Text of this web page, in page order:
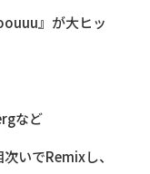
』が大ヒッ
など
いでRemixし、